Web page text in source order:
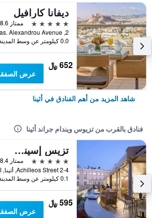
ديفانا كارافيل
5 نجوم
ممتاز 8.6
0.0 كيلومتر عن وسط المدينة
652 ﷼
عرض
شاهد المزيد من أهم الفنادق في أثينا
فنادق بالقرب من تزيوس ويندام جراند أثينا
تزيس إسينس ويندام أثينز ريزيدنس
5 نجوم
ممتاز 8.4
0.1 كيلومتر عن وسط المدينة
595 ﷼
عرض